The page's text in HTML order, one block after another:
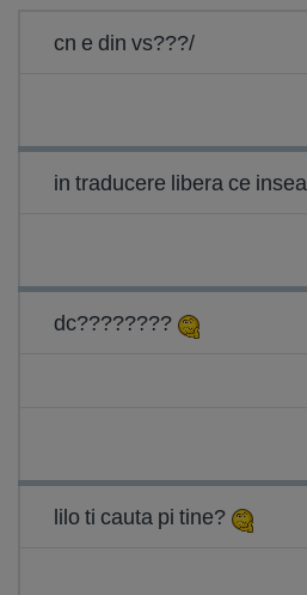
cn e din vs???/
in traducere libera ce
dc????????
lilo ti cauta pi tine?